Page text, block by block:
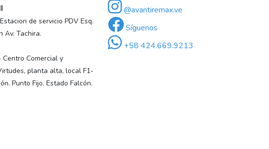
de servicio PDV Esq.
Av. Tachira.
Comercial y
planta alta, local F1-
Punto Fijo. Estado Falcón.
@avantiremax.ve
Síguenos
+58 424.669.9213